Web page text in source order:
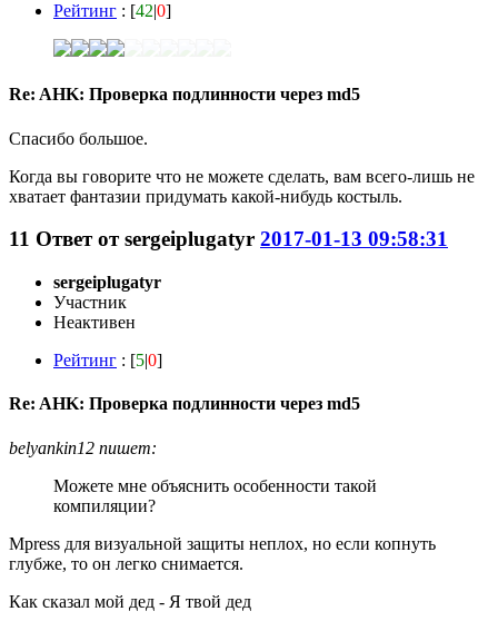
Рейтинг : [42|0]
Re: AHK: Проверка подлинности через md5
Спасибо большое.
Когда вы говорите что не можете сделать, вам всего-лишь не
хватает фантазии придумать какой-нибудь костыль.
11 Ответ отsergeiplugatyr 2017-01-13 09:58:31
sergeiplugatyr
Участник
Неактивен
Рейтинг : [5|0]
Re: AHK: Проверка подлинности через md5
belyankin12 пишет:
Можете мне объяснить особенности такой
компиляции?
Mpress для визуальной защиты неплох, но если копнуть
глубже, то он легко снимается.
Как сказал мой дед - Я твой дед